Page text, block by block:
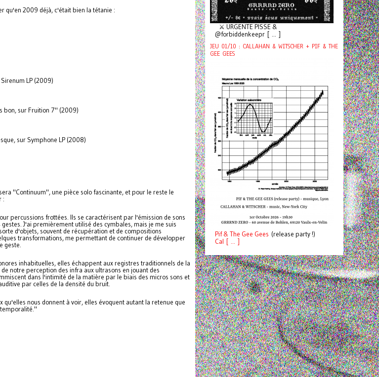
qu'en 2009 déjà, c'était bien la tétanie :
LP (2009)
bon, sur Fruition 7" (2009)
sur Symphone LP (2008)
"Continuum", une pièce solo fascinante, et pour le reste le
:
percussions frottées. Ils se caractérisent par l'émission de sons
J'ai premièrement utilisé des cymbales, mais je me suis
d'objets, souvent de récupération et de compositions
transformations, me permettant de continuer de développer
geste.
inhabituelles, elles échappent aux registres traditionnels de la
notre perception des infra aux ultrasons en jouant des
dans l'intimité de la matière par le biais des micros sons et
par celles de la densité du bruit.
qu'elles nous donnent à voir, elles évoquent autant la retenue que
⚔️ URGENTE PISSE &
@forbiddenkeepr [ ... ]
JEU 01/10 : CALLAHAN & WITSCHER + PIF & THE
GEE GEES
Pif& The Gee Gees (release party !)
Cal [ ... ]